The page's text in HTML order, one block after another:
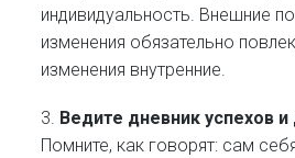
индивидуальность. Внешние
изменения обязательно
изменения внутренние.
3. Ведите дневник успехов
Помните, как говорят: сам